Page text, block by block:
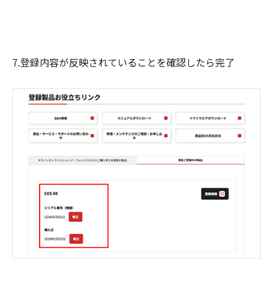
7.登録内容が反映されていることを確認したら完了